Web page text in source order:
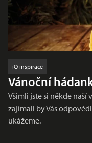
iQ inspirace
Vánoční
Všimli jste si někde naší
zajímali by Vás
ukážeme.